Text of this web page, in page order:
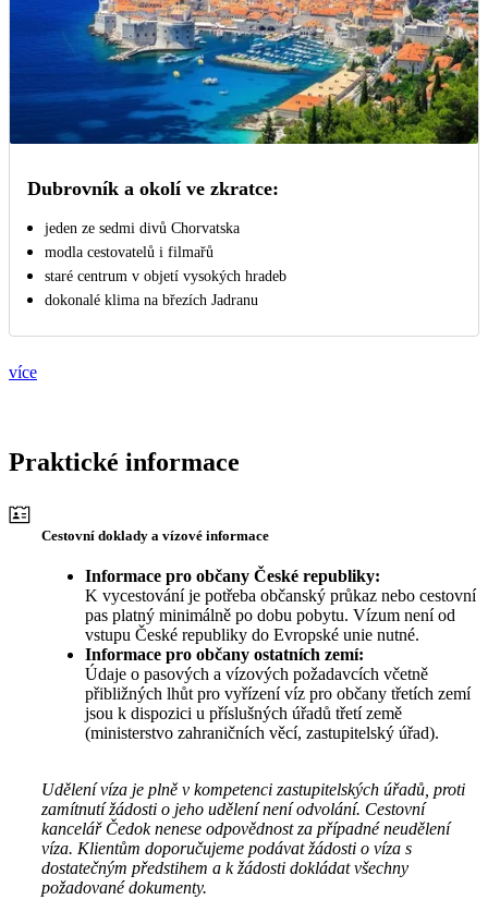
Dubrovník a okolí ve zkratce:
jeden ze sedmi divů Chorvatska
modla cestovatelů i filmařů
staré centrum v objetí vysokých hradeb
dokonalé klima na březích Jadranu
více
Praktické informace
Cestovní doklady a vízové informace
Informace pro občany České republiky:
K vycestování je potřeba občanský průkaz nebo cestovní
pas platný minimálně po dobu pobytu. Vízum není od
vstupu České republiky do Evropské unie nutné.
Informace pro občany ostatních zemí:
Údaje o pasových a vízových požadavcích včetně
přibližných lhůt pro vyřízení víz pro občany třetích zemí
jsou k dispozici u příslušných úřadů třetí země
(ministerstvo zahraničních věcí, zastupitelský úřad).
Udělení víza je plně v kompetenci zastupitelských úřadů, proti
zamítnutí žádosti o jeho udělení není odvolání. Cestovní
kancelář Čedok nenese odpovědnost za případné neudělení
víza. Klientům doporučujeme podávat žádosti o víza s
dostatečným předstihem a k žádosti dokládat všechny
požadované dokumenty.